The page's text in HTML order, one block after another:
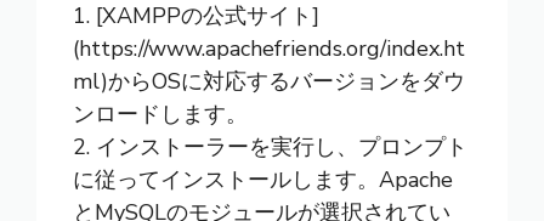
1. [XAMPPの公式サイト]
(https://www.apachefriends.org/index.ht
ml)からOSに対応するバージョンをダウ
ンロードします。
2. インストーラーを実行し、プロンプト
に従ってインストールします。Apache
とMySQLのモジュールが選択されてい